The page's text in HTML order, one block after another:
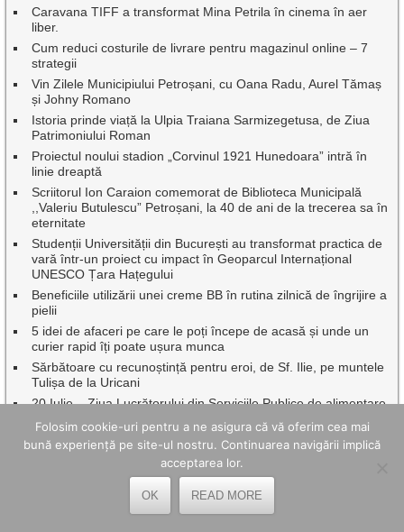
Caravana TIFF a transformat Mina Petrila în cinema în aer
liber.
Cum reduci costurile de livrare pentru magazinul online – 7
strategii
Vin Zilele Municipiului Petroșani, cu Oana Radu, Aurel Tămaș
și Johny Romano
Istoria prinde viață la Ulpia Traiana Sarmizegetusa, de Ziua
Patrimoniului Roman
Proiectul noului stadion „Corvinul 1921 Hunedoara” intră în
linie dreaptă
Scriitorul Ion Caraion comemorat de Biblioteca Municipală
,,Valeriu Butulescu” Petroșani, la 40 de ani de la trecerea sa în
eternitate
Studenții Universității din București au transformat practica de
vară într-un proiect cu impact în Geoparcul Internațional
UNESCO Țara Hațegului
Beneficiile utilizării unei creme BB în rutina zilnică de îngrijire a
pielii
5 idei de afaceri pe care le poți începe de acasă și unde un
curier rapid îți poate ușura munca
Sărbătoare cu recunoștință pentru eroi, de Sf. Ilie, pe muntele
Tulișa de la Uricani
20 Iulie – Ziua Lucrătorului din Serviciile Publice de alimentare
cu apă și de canalizare
„Istorie și Tradiții” la ediția a VIII-a a Festivalului Cetății
Mălăiești
Patrimoniul fără frontiere la Ulpia Traiana Sarmizegetusa
Zece bursieri ai Academiei Române în tabăra de vară din Țara
Folosim cookie-uri pentru a ne asigura că vă oferim cea mai
bună experiență pe site-ul nostru. Continuarea navigării implică
acceptarea lor.
OK READ MORE